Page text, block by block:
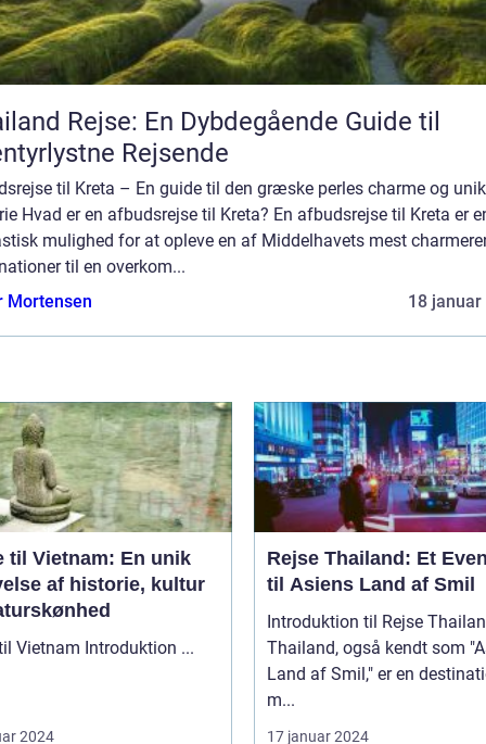
Rejse: En Dybdegående Guide til
Rejsende
til Kreta – En guide til den græske perles charme og
Hvad er en afbudsrejse til Kreta? En afbudsrejse til Kreta er
mulighed for at opleve en af Middelhavets mest
til en overkom...
Mortensen
18 januar
til Vietnam: En unik
af historie, kultur
Rejse til Vietnam Introduktion ...
2024
Rejse Thailand: Et
til Asiens Land af Smil
Introduktion til Rejse
Thailand, også kendt som
Land af Smil," er en
m...
17 januar 2024